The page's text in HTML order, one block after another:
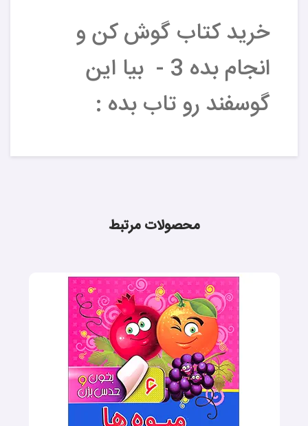
خرید کتاب گوش کن و
انجام بده 3 - بیا این
گوسفند رو تاب بده :
محصولات مرتبط